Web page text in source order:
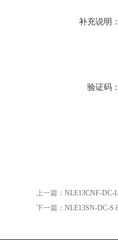
补充说明
验证码
上一篇： NLE13CNF-DC-
下一篇： NLE13SN-DC-S